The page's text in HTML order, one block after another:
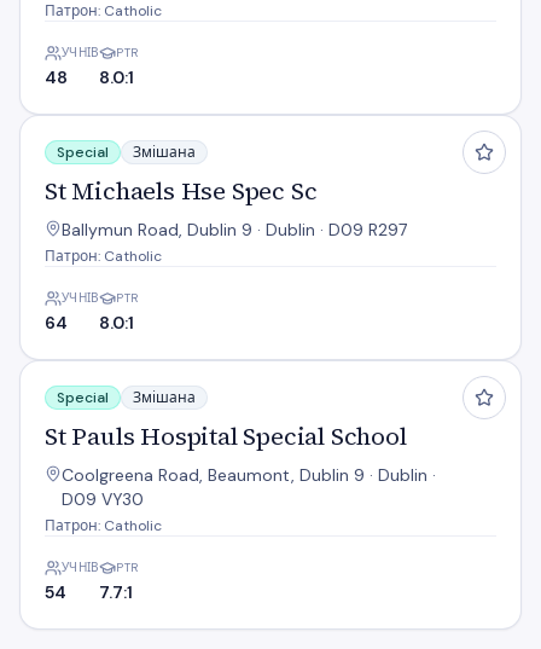
Патрон: Catholic
УЧНІВ
48
PTR
8.0:1
St Michaels Hse Spec Sc
Special Змішана
St Michaels Hse Spec Sc
Ballymun Road, Dublin 9 · Dublin · D09 R297
Патрон: Catholic
УЧНІВ
64
PTR
8.0:1
St Pauls Hospital Special School
Special Змішана
St Pauls Hospital Special School
Coolgreena Road, Beaumont, Dublin 9 · Dublin ·
D09 VY30
Патрон: Catholic
УЧНІВ
54
PTR
7.7:1